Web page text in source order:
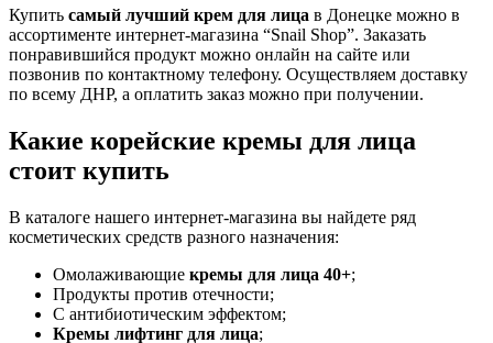
Купить самый лучший крем для лица в Донецке можно в
ассортименте интернет-магазина “Snail Shop”. Заказать
понравившийся продукт можно онлайн на сайте или
позвонив по контактному телефону. Осуществляем доставку
по всему ДНР, а оплатить заказ можно при получении.
Какие корейские кремы для лица
стоит купить
В каталоге нашего интернет-магазина вы найдете ряд
косметических средств разного назначения:
Омолаживающие кремы для лица 40+;
Продукты против отечности;
С антибиотическим эффектом;
Кремы лифтинг для лица;